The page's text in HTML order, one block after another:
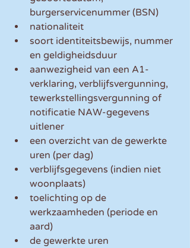
burgerservicenummer (BSN)
nationaliteit
soort identiteitsbewijs, nummer
en geldigheidsduur
aanwezigheid van een A1-
verklaring, verblijfsvergunning,
tewerkstellingsvergunning of
notificatie NAW-gegevens
uitlener
een overzicht van de gewerkte
uren (per dag)
verblijfsgegevens (indien niet
woonplaats)
toelichting op de
werkzaamheden (periode en
aard)
de gewerkte uren